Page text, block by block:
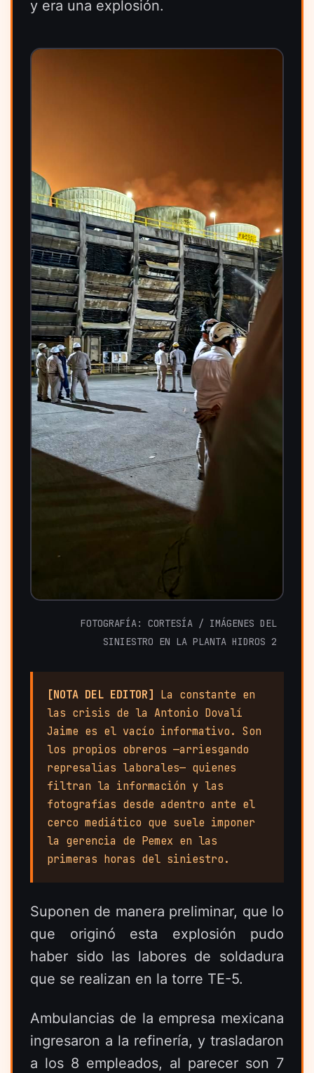
y era una explosión.
FOTOGRAFÍA: CORTESÍA / IMÁGENES DEL
SINIESTRO EN LA PLANTA HIDROS 2
[NOTA DEL EDITOR]
La constante en
las crisis de la Antonio Dovalí
Jaime es el vacío informativo. Son
los propios obreros —arriesgando
represalias laborales— quienes
filtran la información y las
fotografías desde adentro ante el
cerco mediático que suele imponer
la gerencia de Pemex en las
primeras horas del siniestro.
Suponen de manera preliminar, que lo
que originó esta explosión pudo
haber sido las labores de soldadura
que se realizan en la torre TE-5.
Ambulancias de la empresa mexicana
ingresaron a la refinería, y trasladaron
a los 8 empleados, al parecer son 7